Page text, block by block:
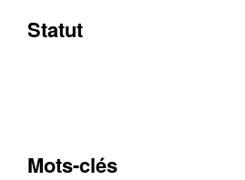
Statut
Mots-clés